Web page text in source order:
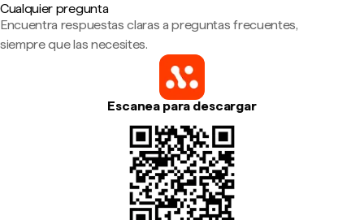
Cualquier pregunta
Encuentra respuestas claras a preguntas frecuentes,
siempre que las necesites.
Escanea para descargar